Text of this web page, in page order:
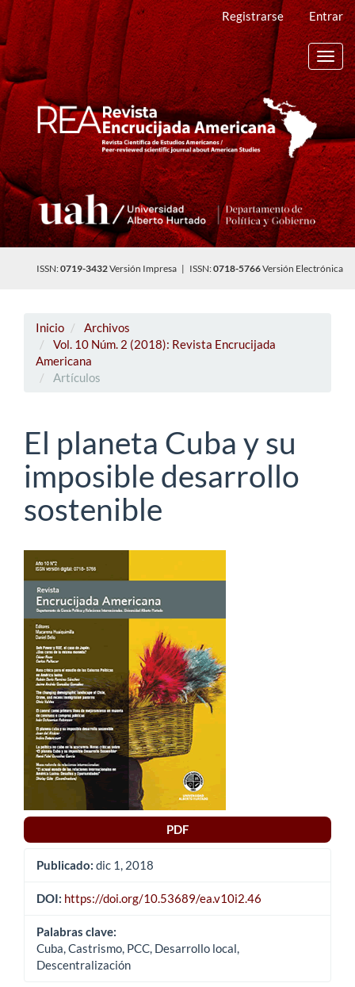
Navegación
principal
Contenido
principal
Barra
lateral
Registrarse Entrar
ISSN:0719-3432Versión Impresa | ISSN:0718-5766Versión Electrónica
Inicio
Archivos
Vol. 10 Núm. 2 (2018): Revista Encrucijada
Americana
Artículos
El planeta Cuba y su
imposible desarrollo
sostenible
Barra
lateral
del
artículo
PDF
Publicado: dic 1, 2018
DOI: https://doi.org/10.53689/ea.v10i2.46
Palabras clave:
Cuba, Castrismo, PCC, Desarrollo local,
Descentralización